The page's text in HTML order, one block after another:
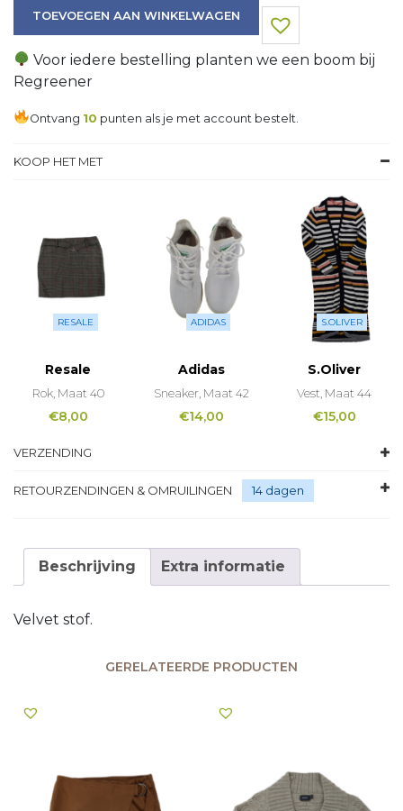
TOEVOEGEN AAN WINKELWAGEN
Voor iedere bestelling planten we een boom bij
Regreener
Ontvang 10 punten als je met account bestelt.
KOOP HET MET
RESALE
Resale
Rok, Maat 40
€8,00
ADIDAS
Adidas
Sneaker, Maat 42
€14,00
S.OLIVER
S.Oliver
Vest, Maat 44
€15,00
VERZENDING
RETOURZENDINGEN & OMRUILINGEN 14 dagen
Beschrijving Extra informatie
Velvet stof.
GERELATEERDE PRODUCTEN